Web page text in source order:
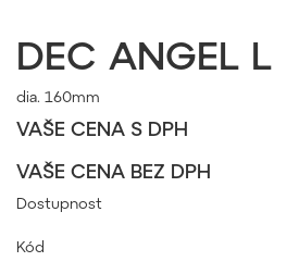
DEC ANGEL L
dia. 160mm
VAŠE CENA S DPH
VAŠE CENA BEZ DPH
Dostupnost
Kód